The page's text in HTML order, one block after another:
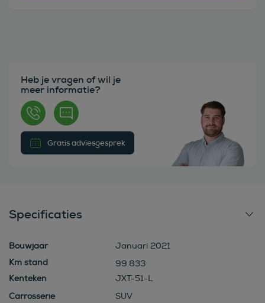
Heb je vragen of wil je
meer informatie?
Gratis adviesgesprek
Specificaties
Bouwjaar
Januari 2021
99.833
Kenteken
JXT-51-L
Carrosserie
SUV